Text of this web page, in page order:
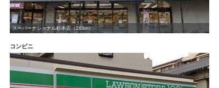
スーパーナショナル杉本店（289m）
コンビニ